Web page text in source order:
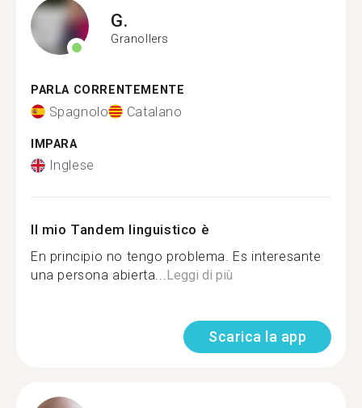
G.
Granollers
PARLA CORRENTEMENTE
Spagnolo Catalano
IMPARA
Inglese
Il mio Tandem linguistico è
En principio no tengo problema. Es interesante
una persona abierta...Leggi di più
Scarica la app